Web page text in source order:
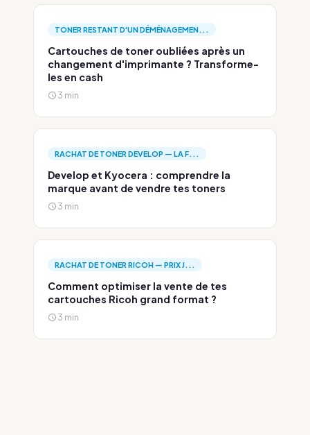
TONER RESTANT D'UN DÉMÉNAGEMEN...
Cartouches de toner oubliées après un
changement d'imprimante ? Transforme-
les en cash
3 min
RACHAT DE TONER DEVELOP — LA F...
Develop et Kyocera : comprendre la
marque avant de vendre tes toners
3 min
RACHAT DE TONER RICOH — PRIX J...
Comment optimiser la vente de tes
cartouches Ricoh grand format ?
3 min